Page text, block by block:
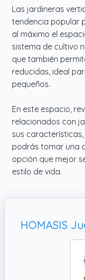
Las jardineras
tendencia popular
al máximo el
sistema de cultivo
que también
reducidas, ideal
pequeños.
En este espacio,
relacionados con
sus
podrás tomar una
opción que mejor
estilo de vida.